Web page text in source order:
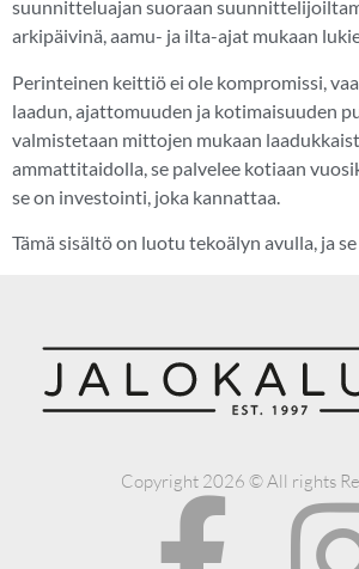
suunnitteluajan suoraan
arkipäivinä, aamu- ja ilta-ajat mukaan
Perinteinen keittiö ei ole kompromissi,
laadun, ajattomuuden ja kotimaisuuden
valmistetaan mittojen mukaan
ammattitaidolla, se palvelee kotiaan
se on investointi, joka kannattaa.
Tämä sisältö on luotu tekoälyn avulla, ja
Copyright 2026 © All rights